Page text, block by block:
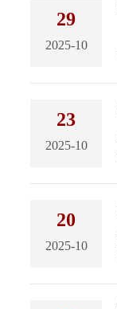
29
2025-10
23
2025-10
20
2025-10